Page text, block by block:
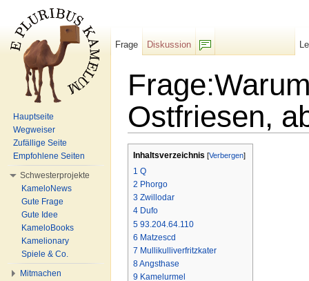
Ostfriesen,
Inhaltsverzeichnis [Verbergen]
1 Q
2 Phorgo
3 Zwillodar
4 Dufo
5 93.204.64.110
6 Matzescd
7 Mullikulliverfritzkater
8Angsthase
9 Kamelurmel
Frage
Diskussion
Hauptseite
Wegweiser
Zufällige Seite
Empfohlene Seiten
Schwesterprojekte
KameloNews
Gute Frage
Gute Idee
KameloBooks
Kamelionary
Spiele & Co.
Mitmachen